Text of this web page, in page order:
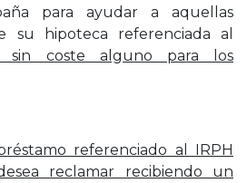
para ayudar a aquellas
su hipoteca referenciada al
sin coste alguno para los
referenciado al IRPH
reclamar recibiendo un